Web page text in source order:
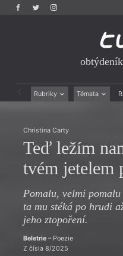
Rubriky Témata
Recenze a reflexe
Reportáže
Rozhovory
Mauzoleum
Divadlo
Historie kolonialismu
Dokument
Christina Carty
Teď ležím
tvém jetelem
Pomalu, velmi
ta mu stéká po hrudi
jeho ztopoření.
Beletrie– Poezie
Z čísla 8/2025